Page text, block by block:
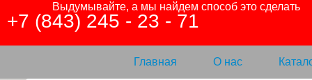
+7 (843) 245 - 23 - 71
Главная О нас